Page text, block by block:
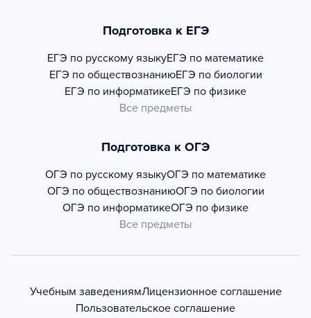
Подготовка к ЕГЭ
ЕГЭ по русскому языкуЕГЭ по математике
ЕГЭ по обществознаниюЕГЭ по биологии
ЕГЭ по информатикеЕГЭ по физике
Все предметы
Подготовка к ОГЭ
ОГЭ по русскому языкуОГЭ по математике
ОГЭ по обществознаниюОГЭ по биологии
ОГЭ по информатикеОГЭ по физике
Все предметы
Учебным заведениямЛицензионное соглашение
Пользовательское соглашение